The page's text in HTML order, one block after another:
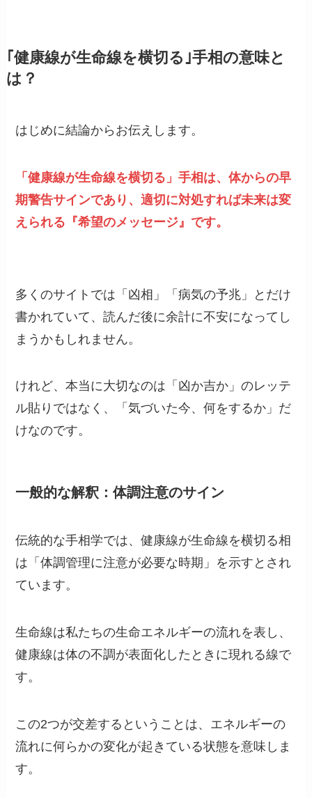
｢健康線が生命線を横切る｣手相の意味と
は？
はじめに結論からお伝えします。
「健康線が生命線を横切る」手相は、体からの早
期警告サインであり、適切に対処すれば未来は変
えられる『希望のメッセージ』です。
多くのサイトでは「凶相」「病気の予兆」とだけ
書かれていて、読んだ後に余計に不安になってし
まうかもしれません。
けれど、本当に大切なのは「凶か吉か」のレッテ
ル貼りではなく、「気づいた今、何をするか」だ
けなのです。
一般的な解釈：体調注意のサイン
伝統的な手相学では、健康線が生命線を横切る相
は「体調管理に注意が必要な時期」を示すとされ
ています。
生命線は私たちの生命エネルギーの流れを表し、
健康線は体の不調が表面化したときに現れる線で
す。
この2つが交差するということは、エネルギーの
流れに何らかの変化が起きている状態を意味しま
す。